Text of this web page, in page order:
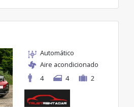
Automático
Aire acondicionado
4
4 2